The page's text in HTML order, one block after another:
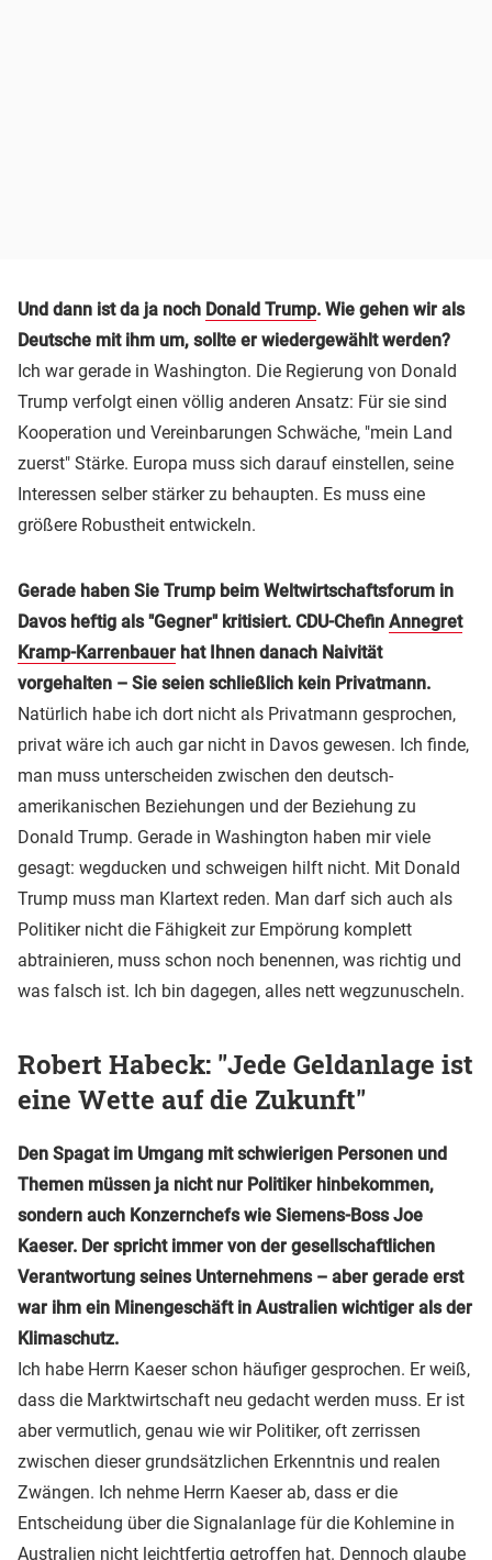
Und dann ist da ja noch Donald Trump. Wie gehen wir als
Deutsche mit ihm um, sollte er wiedergewählt werden?
Ich war gerade in Washington. Die Regierung von Donald
Trump verfolgt einen völlig anderen Ansatz: Für sie sind
Kooperation und Vereinbarungen Schwäche, "mein Land
zuerst" Stärke. Europa muss sich darauf einstellen, seine
Interessen selber stärker zu behaupten. Es muss eine
größere Robustheit entwickeln.
Gerade haben Sie Trump beim Weltwirtschaftsforum in
Davos heftig als "Gegner" kritisiert. CDU-Chefin Annegret
Kramp-Karrenbauer hat Ihnen danach Naivität
vorgehalten – Sie seien schließlich kein Privatmann.
Natürlich habe ich dort nicht als Privatmann gesprochen,
privat wäre ich auch gar nicht in Davos gewesen. Ich finde,
man muss unterscheiden zwischen den deutsch-
amerikanischen Beziehungen und der Beziehung zu
Donald Trump. Gerade in Washington haben mir viele
gesagt: wegducken und schweigen hilft nicht. Mit Donald
Trump muss man Klartext reden. Man darf sich auch als
Politiker nicht die Fähigkeit zur Empörung komplett
abtrainieren, muss schon noch benennen, was richtig und
was falsch ist. Ich bin dagegen, alles nett wegzunuscheln.
Robert Habeck: "Jede Geldanlage ist
eine Wette auf die Zukunft"
Den Spagat im Umgang mit schwierigen Personen und
Themen müssen ja nicht nur Politiker hinbekommen,
sondern auch Konzernchefs wie Siemens-Boss Joe
Kaeser. Der spricht immer von der gesellschaftlichen
Verantwortung seines Unternehmens – aber gerade erst
war ihm ein Minengeschäft in Australien wichtiger als der
Klimaschutz.
Ich habe Herrn Kaeser schon häufiger gesprochen. Er weiß,
dass die Marktwirtschaft neu gedacht werden muss. Er ist
aber vermutlich, genau wie wir Politiker, oft zerrissen
zwischen dieser grundsätzlichen Erkenntnis und realen
Zwängen. Ich nehme Herrn Kaeser ab, dass er die
Entscheidung über die Signalanlage für die Kohlemine in
Australien nicht leichtfertig getroffen hat. Dennoch glaube